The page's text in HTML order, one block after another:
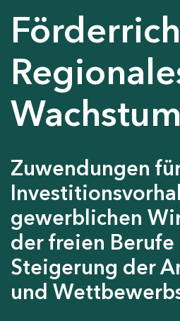
Wachstum
Zuwendungen
gewerblichen
der freien Berufe
Steigerung der
und